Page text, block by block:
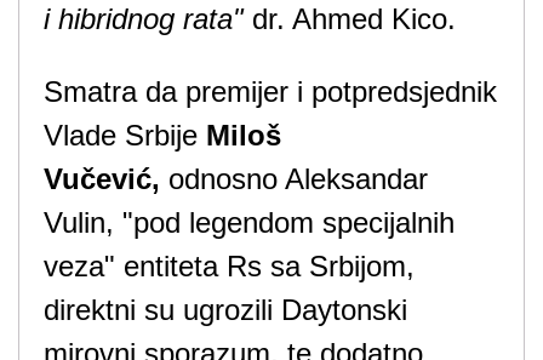
i hibridnog rata"dr. Ahmed Kico.
Smatra da premijer i potpredsjednik
Vlade Srbije Miloš
Vučević, odnosno Aleksandar
Vulin, "pod legendom specijalnih
veza" entiteta Rs sa Srbijom,
direktni su ugrozili Daytonski
mirovni sporazum, te dodatno